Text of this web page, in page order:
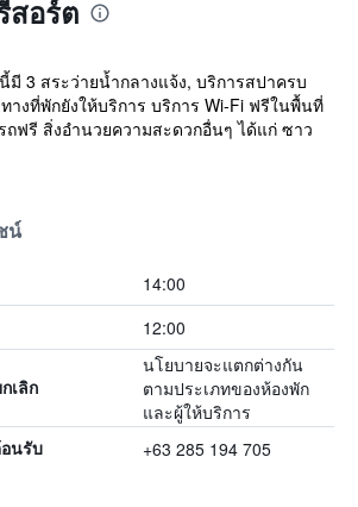
สอร์ต
3 สระว่ายน้ำกลางแจ้ง, บริการสปาครบ
างที่พักยังให้บริการ บริการ Wi-Fi ฟรีในพื้นที่
ฟรี สิ่งอำนวยความสะดวกอื่นๆ ได้แก่ ซาว
น์
14:00
12:00
เลิก
นโยบายจะแตกต่างกัน
ตามประเภทของห้องพัก
และผู้ให้บริการ
นรับ +63 285 194 705